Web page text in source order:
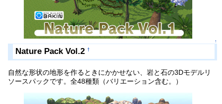
↑
Nature Pack Vol.2 †
自然な形状の地形を作るときにかかせない、岩と石の3Dモデルリ
ソースパックです。全48種類（バリエーション含む。）